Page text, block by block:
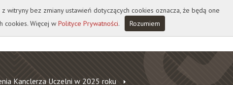
Kanclerza Uczelni w 2025 roku
witryny bez zmiany ustawień dotyczących cookies oznacza, że będą one
cookies. Więcej w Polityce Prywatności. Rozumiem